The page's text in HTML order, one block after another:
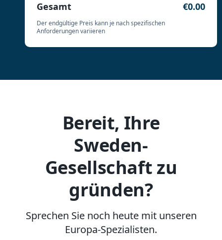
Gesamt €0.00
Der endgültige Preis kann je nach spezifischen
Anforderungen variieren
Bereit, Ihre
Sweden-
Gesellschaft zu
gründen?
Sprechen Sie noch heute mit unseren
Europa-Spezialisten.